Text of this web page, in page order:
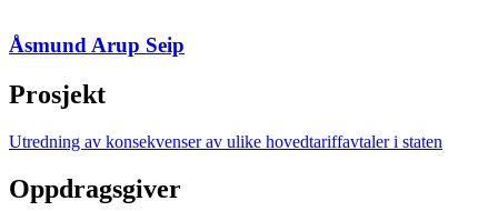
Åsmund Arup Seip
Prosjekt
Utredning av konsekvenser av ulike hovedtariffavtaler i staten
Oppdragsgiver